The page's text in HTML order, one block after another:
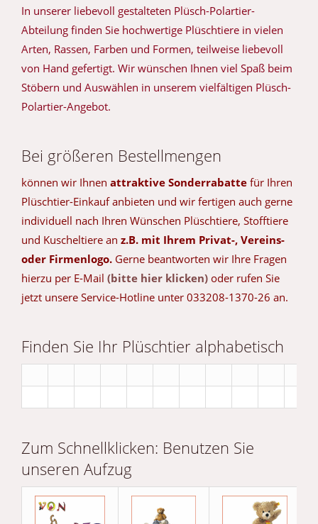
In unserer liebevoll gestalteten Plüsch-Polartier-
Abteilung finden Sie hochwertige Plüschtiere in vielen
Arten, Rassen, Farben und Formen, teilweise liebevoll
von Hand gefertigt. Wir wünschen Ihnen viel Spaß beim
Stöbern und Auswählen in unserem vielfältigen Plüsch-
Polartier-Angebot.
Bei größeren Bestellmengen
können wir Ihnen attraktive Sonderrabatte für Ihren
Plüschtier-Einkauf anbieten und wir fertigen auch gerne
individuell nach Ihren Wünschen Plüschtiere, Stofftiere
und Kuscheltiere an z.B. mit Ihrem Privat-, Vereins-
oder Firmenlogo. Gerne beantworten wir Ihre Fragen
hierzu per E-Mail (bitte hier klicken) oder rufen Sie
jetzt unsere Service-Hotline unter 033208-1370-26 an.
Finden Sie Ihr Plüschtier alphabetisch
Zum Schnellklicken: Benutzen Sie
unseren Aufzug